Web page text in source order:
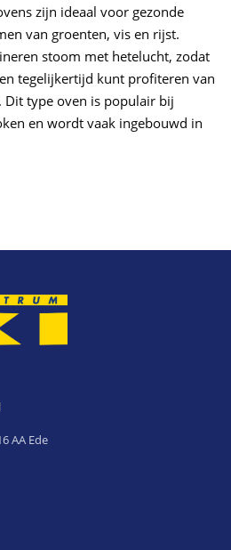
zijn ideaal voor gezonde
van groenten, vis en rijst.
stoom met hetelucht, zodat
tegelijkertijd kunt profiteren van
type oven is populair bij
en wordt vaak ingebouwd in
AA Ede